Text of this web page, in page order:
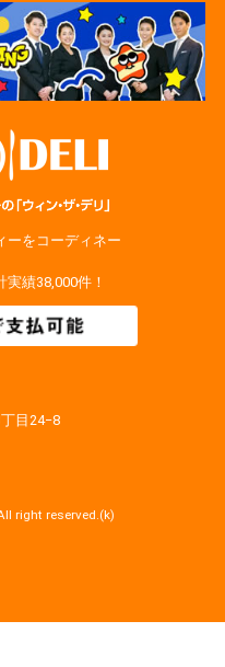
ーをコーディネー
績38,000件！
目24−8
right reserved.(k)